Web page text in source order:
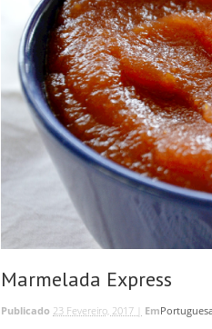
Marmelada Express
Publicado 23 Fevereiro, 2017 | Em